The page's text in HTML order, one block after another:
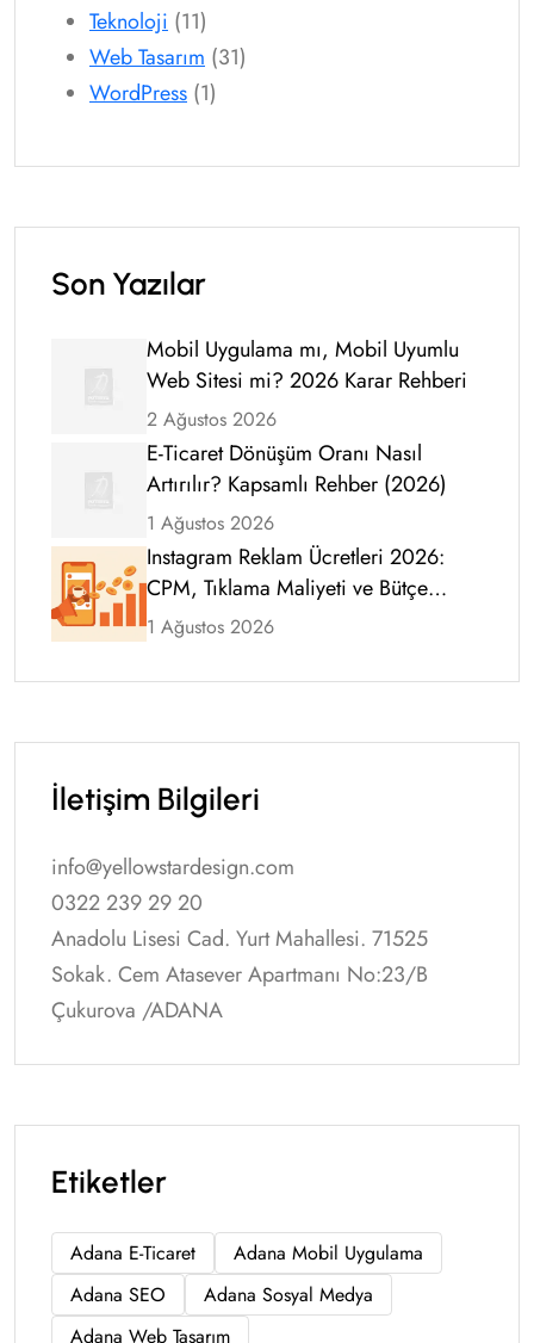
Teknoloji (11)
Web Tasarım (31)
WordPress (1)
Son Yazılar
Mobil Uygulama mı, Mobil Uyumlu
Web Sitesi mi? 2026 Karar Rehberi
2 Ağustos 2026
E-Ticaret Dönüşüm Oranı Nasıl
Artırılır? Kapsamlı Rehber (2026)
1 Ağustos 2026
Instagram Reklam Ücretleri 2026:
CPM, Tıklama Maliyeti ve Bütçe
Rehberi
1 Ağustos 2026
İletişim Bilgileri
info@yellowstardesign.com
0322 239 29 20
Anadolu Lisesi Cad. Yurt Mahallesi. 71525
Sokak. Cem Atasever Apartmanı No:23/B
Çukurova /ADANA
Etiketler
Adana E-Ticaret
Adana Mobil Uygulama
Adana SEO
Adana Sosyal Medya
Adana Web Tasarım